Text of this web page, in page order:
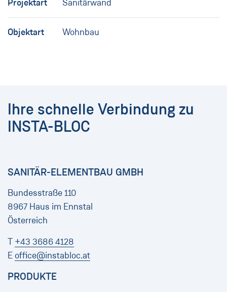
Projektart Sanitärwand
Objektart Wohnbau
Ihre schnelle Verbindung zu
INSTA-BLOC
SANITÄR-ELEMENTBAU GMBH
Bundesstraße 110
8967 Haus im Ennstal
Österreich
T +43 3686 4128
E office@instabloc.at
PRODUKTE